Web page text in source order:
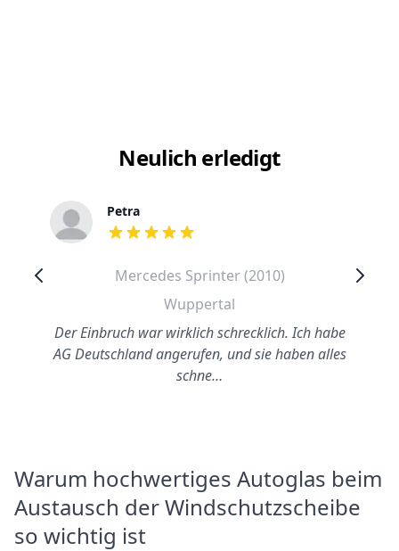
Neulich erledigt
Petra
out of 5 stars
Mercedes Sprinter (2010)
Wuppertal
Der Einbruch war wirklich schrecklich. Ich habe
AG Deutschland angerufen, und sie haben alles
schne…
Warum hochwertiges Autoglas beim
Austausch der Windschutzscheibe
so wichtig ist